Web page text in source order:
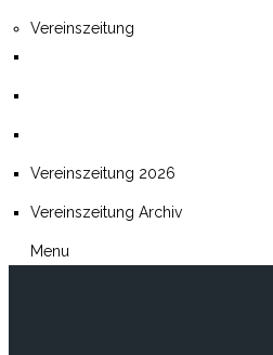
Vereinszeitung
Vereinszeitung 2026
Vereinszeitung Archiv
Menu